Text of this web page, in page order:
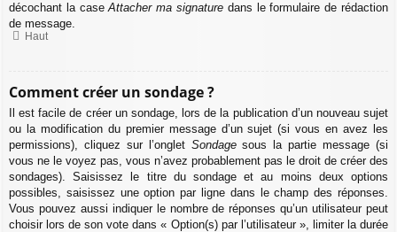
décochant la caseAttacher ma signature dans le formulaire de rédaction
de message.
Haut
Comment créer un sondage ?
Il est facile de créer un sondage, lors de la publication d’un nouveau sujet
ou la modification du premier message d’un sujet (si vous en avez les
permissions), cliquez sur l’onglet Sondagesous la partie message (si
vous ne le voyez pas, vous n’avez probablement pas le droit de créer des
sondages). Saisissez le titre du sondage et au moins deux options
possibles, saisissez une option par ligne dans le champ des réponses.
Vous pouvez aussi indiquer le nombre de réponses qu’un utilisateur peut
choisir lors de son vote dans « Option(s) par l’utilisateur », limiter la durée